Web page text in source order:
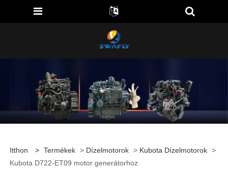
Itthon > Termékek > Dízelmotorok > Kubota Dízelmotorok >
Kubota D722-ET09 motor generátorhoz